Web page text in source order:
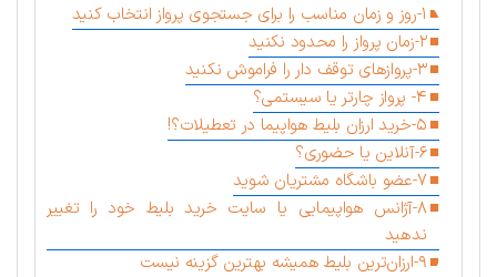
۱-روز و زمان مناسب را برای جستجوی پرواز انتخاب کنید
۲-زمان پرواز را محدود نکنید
۳-پروازهای توقف دار را فراموش نکنید
۴- پرواز چارتر یا سیستمی؟
۵-خرید ارزان بلیط هواپیما در تعطیلات؟!
۶-آنلاین یا حضوری؟
۷-عضو باشگاه مشتریان شوید
۸-آژانس هواپیمایی یا سایت خرید بلیط خود را تغییر
ندهید
۹-ارزان‌ترین بلیط همیشه بهترین گزینه نیست